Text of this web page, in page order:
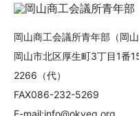
岡山商工会議所青年部（岡山
岡山市北区厚生町3丁目1
2266（代）
FAX086-232-5269
E-mail:info@okyeg.org